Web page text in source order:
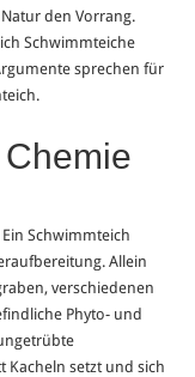
den Vorrang.
Schwimmteiche
sprechen für
Schwimmteich
Allein
verschiedenen
Phyto- und
Kacheln setzt und sich